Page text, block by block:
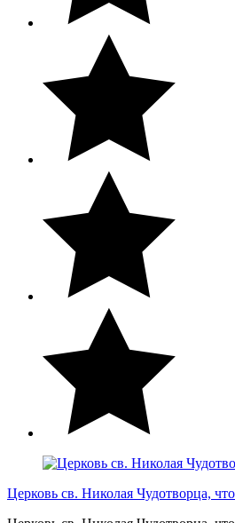
Церковь св. Николая Чудотворца,